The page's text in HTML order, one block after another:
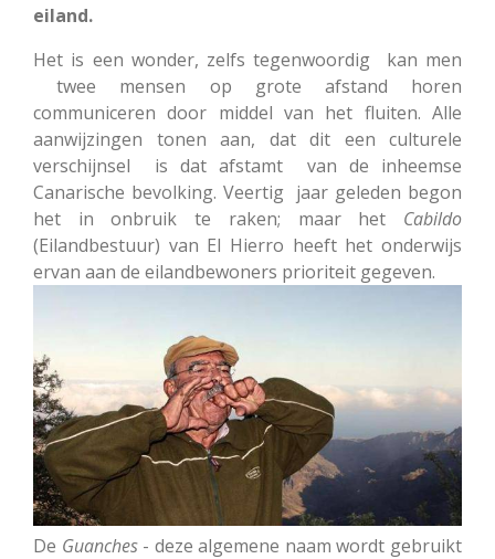
eiland.
Het is een wonder, zelfs tegenwoordig kan men
twee mensen op grote afstand horen
communiceren door middel van het fluiten. Alle
aanwijzingen tonen aan, dat dit een culturele
verschijnsel is dat afstamt van de inheemse
Canarische bevolking. Veertig jaar geleden begon
het in onbruik te raken; maar het Cabildo
(Eilandbestuur) van El Hierro heeft het onderwijs
ervan aan de eilandbewoners prioriteit gegeven.
De Guanches- deze algemene naam wordt gebruikt